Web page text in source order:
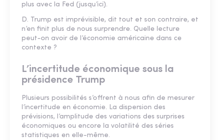
plus avec la Fed (jusqu’ici).
D. Trump est imprévisible, dit tout et son contraire, et
n’en finit plus de nous surprendre. Quelle lecture
peut-on avoir de l’économie américaine dans ce
contexte ?
L’incertitude économique sous la
présidence Trump
Plusieurs possibilités s’offrent à nous afin de mesurer
l’incertitude en économie. La dispersion des
prévisions, l’amplitude des variations des surprises
économiques ou encore la volatilité des séries
statistiques en elle-même.